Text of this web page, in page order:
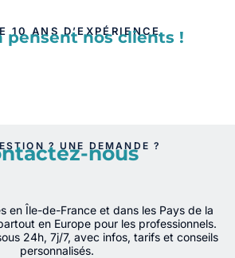
10 ANS D’EXPÉRIENCE
pensent nos clients !
? UNE DEMANDE ?
nous
en Île-de-France et dans les Pays de la
en Europe pour les professionnels.
24h, 7j/7, avec infos, tarifs et conseils
personnalisés.